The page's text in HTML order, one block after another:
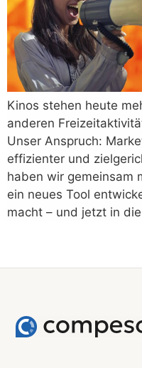
Kinos stehen heute
anderen
Unser Anspruch:
effizienter und
haben wir gemeinsam
ein neues Tool
macht – und jetzt in